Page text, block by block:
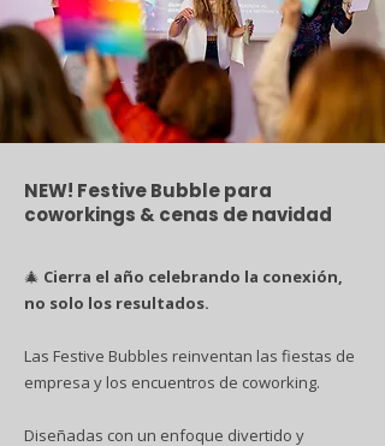
NEW! Festive Bubble para
coworkings & cenas de navidad
🎄 Cierra el año celebrando la conexión,
no solo los resultados.
Las Festive Bubbles reinventan las fiestas de
empresa y los encuentros de coworking.
Diseñadas con un enfoque divertido y